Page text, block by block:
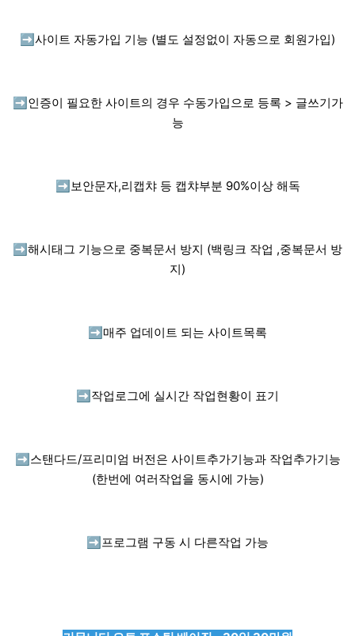
➡️ 사이트 자동가입 기능 (별도 설정없이 자동으로 회원가입)
➡️ 인증이 필요한 사이트의 경우 수동가입으로 등록 > 글쓰기가
능
➡️ 보안문자,리캡챠 등 캡챠부분 90%이상 해독
➡️ 해시태그 기능으로 중복문서 방지 (백링크 작업 ,중복문서 방
지)
➡️ 매주 업데이트 되는 사이트목록
➡️ 작업로그에 실시간 작업현황이 표기
➡️ 스탠다드/프리미엄 버전은 사이트추가기능과 작업추가기능
(한번에 여러작업을 동시에 가능)
➡️ 프로그램 구동 시 다른작업 가능